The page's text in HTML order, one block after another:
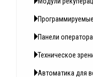
Панели оператора
Техническое
Автоматика для